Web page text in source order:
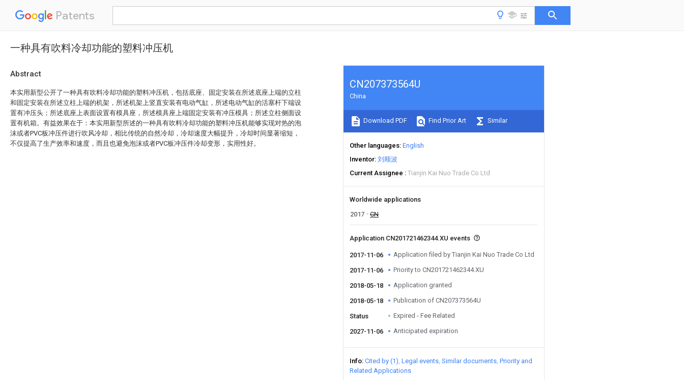
Patents
一种具有吹料冷却功能的塑料冲压机
Abstract
本实用新型公开了一种具有吹料冷却功能的塑料冲压机，包括底座、固定安装在所述底座上端的立柱
和固定安装在所述立柱上端的机架，所述机架上竖直安装有电动气缸，所述电动气缸的活塞杆下端设
置有冲压头；所述底座上表面设置有模具座，所述模具座上端固定安装有冲压模具；所述立柱侧面设
置有机箱。有益效果在于：本实用新型所述的一种具有吹料冷却功能的塑料冲压机能够实现对热的泡
沫或者PVC板冲压件进行吹风冷却，相比传统的自然冷却，冷却速度大幅提升，冷却时间显著缩短，
不仅提高了生产效率和速度，而且也避免泡沫或者PVC板冲压件冷却变形，实用性好。
CN207373564U
China
Download PDF Find Prior Art Similar
Other languages English
Inventor 刘顺波
Current Assignee
Tianjin Kai Nuo Trade Co Ltd
Worldwide applications
2017
CN
Application CN201721462344.XU events
2017-11-06 Application filed by Tianjin Kai Nuo Trade Co Ltd
2017-11-06 Priority to CN201721462344.XU
2018-05-18 Application granted
2018-05-18 Publication of CN207373564U
Status Expired - Fee Related
2027-11-06 Anticipated expiration
Info Cited by (1) Legal events Similar documents Priority and
Related Applications